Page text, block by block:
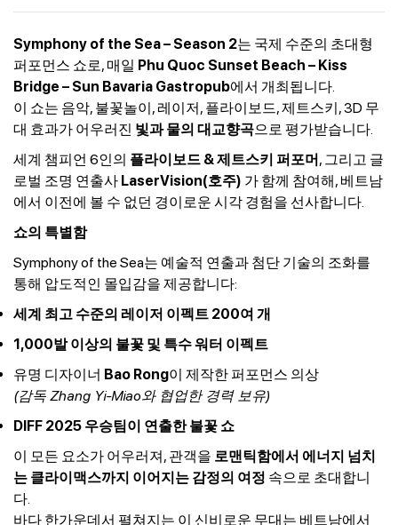
Symphony of the Sea – Season 2는 국제 수준의 초대형
퍼포먼스 쇼로, 매일 Phu Quoc Sunset Beach – Kiss
Bridge – Sun Bavaria Gastropub에서 개최됩니다.
이 쇼는 음악, 불꽃놀이, 레이저, 플라이보드, 제트스키, 3D 무
대 효과가 어우러진 빛과 물의 대교향곡으로 평가받습니다.
세계 챔피언 6인의 플라이보드 & 제트스키 퍼포머, 그리고 글
로벌 조명 연출사 LaserVision(호주) 가 함께 참여해, 베트남
에서 이전에 볼 수 없던 경이로운 시각 경험을 선사합니다.
쇼의 특별함
Symphony of the Sea는 예술적 연출과 첨단 기술의 조화를
통해 압도적인 몰입감을 제공합니다:
세계 최고 수준의 레이저 이펙트 200여 개
1,000발 이상의 불꽃 및 특수 워터 이펙트
유명 디자이너 Bao Rong이 제작한 퍼포먼스 의상
(감독 Zhang Yi-Miao와 협업한 경력 보유)
DIFF 2025 우승팀이 연출한 불꽃 쇼
이 모든 요소가 어우러져, 관객을 로맨틱함에서 에너지 넘치
는 클라이맥스까지 이어지는 감정의 여정 속으로 초대합니
다.
바다 한가운데서 펼쳐지는 이 신비로운 무대는 베트남에서